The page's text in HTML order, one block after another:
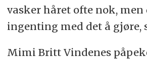
vasker håret ofte nok, men
ingenting med det å gjøre,
Mimi Britt Vindenes